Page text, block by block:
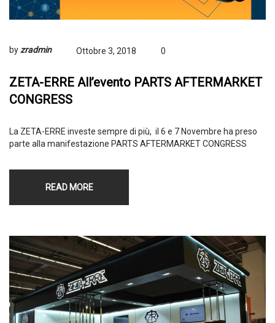
byzradmin Ottobre 3, 2018 0
ZETA-ERRE All’evento PARTS AFTERMARKET
CONGRESS
La ZETA-ERRE investe sempre di più, il 6 e 7 Novembre ha preso
parte alla manifestazione PARTS AFTERMARKET CONGRESS
READ MORE